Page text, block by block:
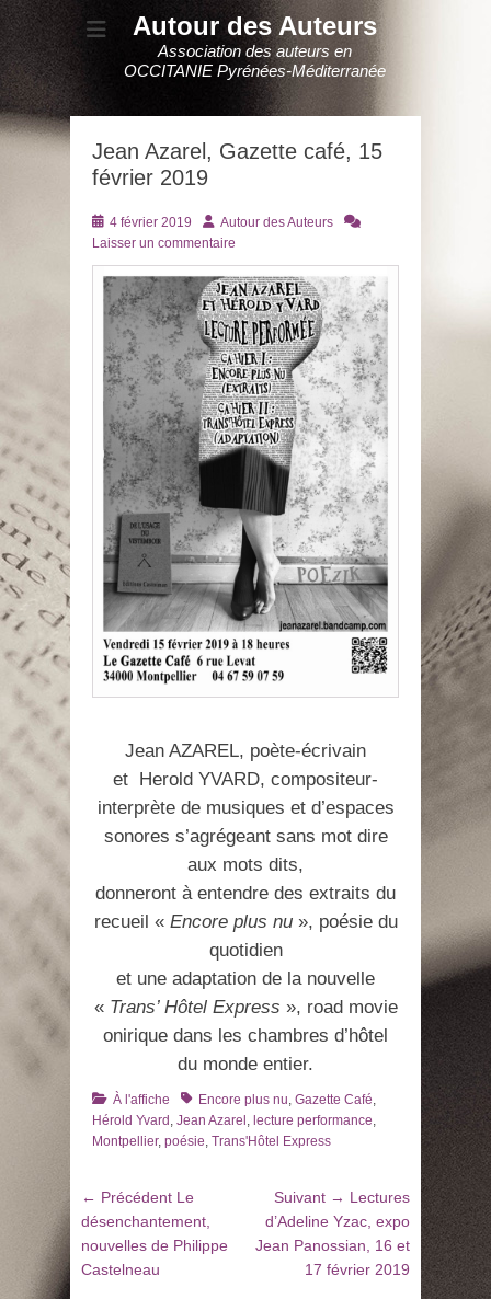
Autour des Auteurs
Association des auteurs en
OCCITANIE Pyrénées-Méditerranée
Jean Azarel, Gazette café, 15
février 2019
Posté
le
4 février 2019 AuteurAutour des Auteurs
Laisser un commentaire
Jean AZAREL, poète-écrivain
et Herold YVARD, compositeur-
interprète de musiques et d’espaces
sonores s’agrégeant sans mot dire
aux mots dits,
donneront à entendre des extraits du
recueil « Encore plus nu», poésie du
quotidien
et une adaptation de la nouvelle
« Trans’ Hôtel Express », road movie
onirique dans les chambres d’hôtel
du monde entier.
Catégories
À l'affiche TagsEncore plus nu, Gazette Café,
Hérold Yvard , Jean Azarel , lecture performance,
Montpellier, poésie, Trans'Hôtel Express
Navigation
de
l’article
← Précédent Article
précédent
:
Le
désenchantement,
nouvelles de Philippe
Castelneau
Suivant → Article
suivant
:
Lectures
d’Adeline Yzac, expo
Jean Panossian, 16 et
17 février 2019